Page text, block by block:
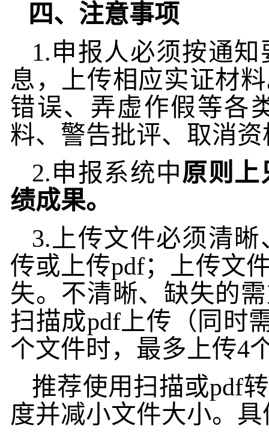
四、注意事项
1.申报人必须按通知
息，上传相应实证材
错误、弄虚作假等各
料、警告批评、取消
2.申报系统中原则上
绩成果。
3.上传文件必须清
传或上传pdf；上传文
失。不清晰、缺失的
扫描成pdf上传（ 同时
个文件时，最多上传4
推荐使用扫描或pdf
度并减小文件大小。